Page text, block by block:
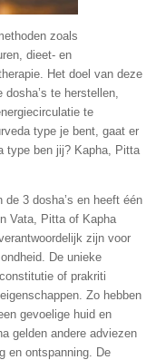
zoals
dieet- en
Het doel van deze
te herstellen,
te
type je bent, gaat er
type ben jij? Kapha, Pitta
3 dosha’s en heeft één
Vata, Pitta of Kapha
zijn voor
De unieke
of prakriti
Zo hebben
gevoelige huid en
gelden andere adviezen
en ontspanning. De